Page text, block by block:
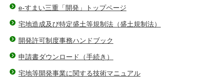
e-すまい三重「開発」トップページ
宅地造成及び特定盛土等規制法（盛土規制法）
開発許可制度事務ハンドブック
申請書ダウンロード（手続き）
宅地等開発事業に関する技術マニュアル